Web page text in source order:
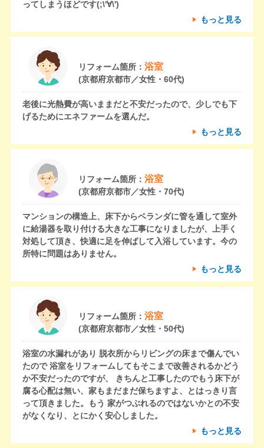
ってしまうほどです(;\'∀\')
もっと見る
リフォーム箇所： 浴室
(京都府京都市／女性・60代)
老後に光熱費が高いままだと不安だったので、少しでも下
げるためにエネファームを選んだ。
もっと見る
リフォーム箇所： 浴室
(京都府京都市／女性・70代)
マンションの構造上、床下からベランダに管を通して室外
に給湯器を取り付ける大きな工事になりましたが、上手く
対処して頂き、快適に足を伸ばして入浴しています。今の
所特に問題はありません。
もっと見る
リフォーム箇所： 浴室
(京都府京都市／女性・50代)
浴室の水漏れがあり 脱衣所からリビングの床まで傷んでい
たので 浴室をリフォームしてもそこまで改善されるかどう
か不安だったのですが、 きちんと工事したのでもう床下が
腐る心配は無い、家もまだまだ保ちますよ、とはっきり言
って頂きました。もう 家がつぶれるのではないかとの不安
がなくなり、とにかく安心しました。
もっと見る